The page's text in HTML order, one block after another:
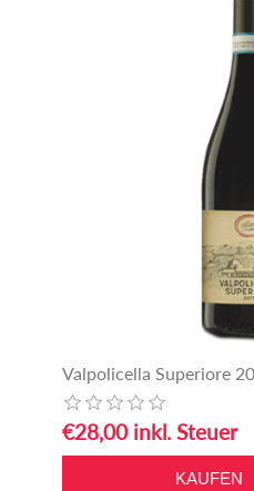
Valpolicella Superiore
€28,00 inkl. Steuer